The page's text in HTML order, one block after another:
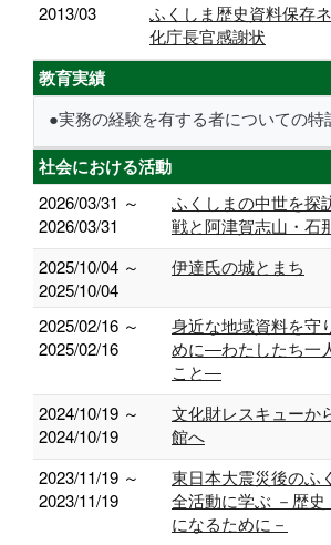
2013/03
ふくしま歴史資料保存
化庁長官感謝状
教育実績
●実務の経験を有する者についての特
社会における活動
2026/03/31 ～
2026/03/31
ふくしまの中世を
戦と阿津賀志山・石
2025/10/04 ～
2025/10/04
伊達氏の城とまち
2025/02/16 ～
2025/02/16
身近な地域資料を守
めに―わたしたち一
こと―
2024/10/19 ～
2024/10/19
文化財レスキューか
館へ
2023/11/19 ～
2023/11/19
東日本大震災後のふ
全活動に学ぶ －歴
になるために－